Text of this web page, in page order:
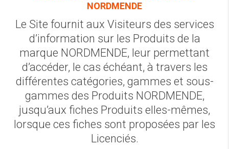
NORDMENDE
Le Site fournit aux Visiteurs des services
d’information sur les Produits de la
marque NORDMENDE, leur permettant
d’accéder, le cas échéant, à travers les
différentes catégories, gammes et sous-
gammes des Produits NORDMENDE,
jusqu’aux fiches Produits elles-mêmes,
lorsque ces fiches sont proposées par les
Licenciés.